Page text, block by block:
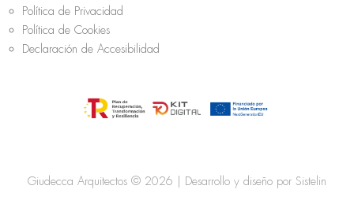
Política de Privacidad
Política de Cookies
Declaración de Accesibilidad
Giudecca Arquitectos © 2026 | Desarrollo y diseño por Sistelin